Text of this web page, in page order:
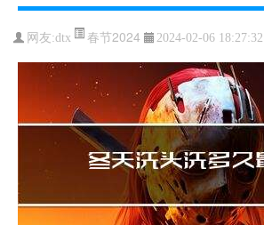
网友:dtx 春节2024 2024-02-06 18:27:32